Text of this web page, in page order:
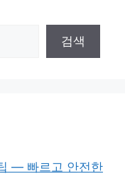
검색
— 빠르고 안전한